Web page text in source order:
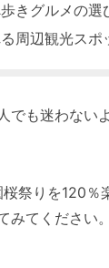
きグルメの選
周辺観光スポ
でも迷わない
祭りを120％
みてください。